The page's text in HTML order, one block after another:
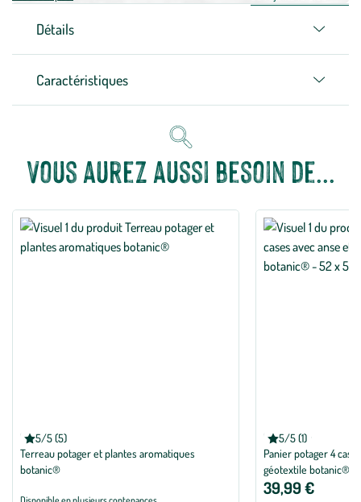
Détails
Caractéristiques
Vous aurez aussi besoin de...
5/5 (5)
Note moyenne de 5 sur 5 avec 5 avis
BOTANIC®
Terreau potager et plantes aromatiques
botanic®
5/5 (1)
Note moyenne de 5
BOTANIC®
Panier potager 4
géotextile botanic® -
39,99 €